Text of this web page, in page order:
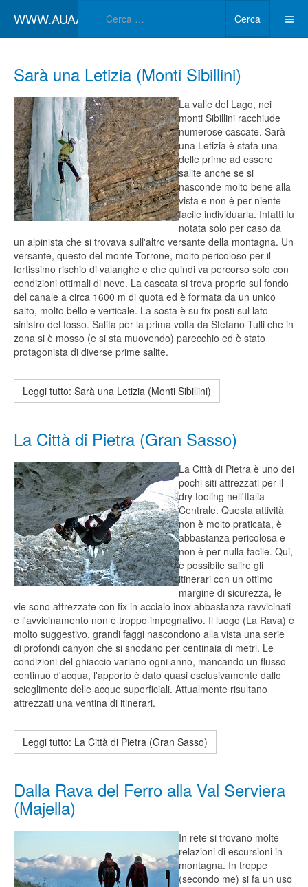
WWW.AUAA.IT
Cerca
Sarà una Letizia (Monti Sibillini)
La valle del Lago, nei
monti Sibillini racchiude
numerose cascate. Sarà
una Letizia è stata una
delle prime ad essere
salite anche se si
nasconde molto bene alla
vista e non è per niente
facile individuarla. Infatti fu
notata solo per caso da
un alpinista che si trovava sull'altro versante della montagna. Un
versante, questo del monte Torrone, molto pericoloso per il
fortissimo rischio di valanghe e che quindi va percorso solo con
condizioni ottimali di neve. La cascata si trova proprio sul fondo
del canale a circa 1600 m di quota ed è formata da un unico
salto, molto bello e verticale. La sosta è su fix posti sul lato
sinistro del fosso. Salita per la prima volta da Stefano Tulli che in
zona si è mosso (e si sta muovendo) parecchio ed è stato
protagonista di diverse prime salite.
Leggi tutto: Sarà una Letizia (Monti Sibillini)
La Città di Pietra (Gran Sasso)
La Città di Pietra è uno dei
pochi siti attrezzati per il
dry tooling nell'Italia
Centrale. Questa attività
non è molto praticata, è
abbastanza pericolosa e
non è per nulla facile. Qui,
è possibile salire gli
itinerari con un ottimo
margine di sicurezza, le
vie sono attrezzate con fix in acciaio inox abbastanza ravvicinati
e l'avvicinamento non è troppo impegnativo. Il luogo (La Rava) è
molto suggestivo, grandi faggi nascondono alla vista una serie
di profondi canyon che si snodano per centinaia di metri. Le
condizioni del ghiaccio variano ogni anno, mancando un flusso
continuo d'acqua, l'apporto è dato quasi esclusivamente dallo
scioglimento delle acque superficiali. Attualmente risultano
attrezzati una ventina di itinerari.
Leggi tutto: La Città di Pietra (Gran Sasso)
Dalla Rava del Ferro alla Val Serviera
(Majella)
In rete si trovano molte
relazioni di escursioni in
montagna. In troppe
(secondo me) si fa un uso